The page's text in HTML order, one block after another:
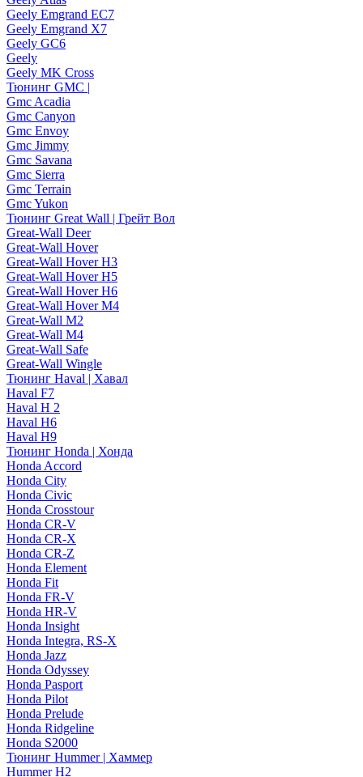
Geely Emgrand EC7
Geely Emgrand X7
Geely GC6
Geely
Geely MK Cross
Тюнинг GMC |
Gmc Acadia
Gmc Canyon
Gmc Envoy
Gmc Jimmy
Gmc Savana
Gmc Sierra
Gmc Terrain
Gmc Yukon
Тюнинг Great Wall | Грейт Вол
Great-Wall Deer
Great-Wall Hover
Great-Wall Hover H3
Great-Wall Hover H5
Great-Wall Hover H6
Great-Wall Hover M4
Great-Wall M2
Great-Wall M4
Great-Wall Safe
Great-Wall Wingle
Тюнинг Haval | Хавал
Haval F7
Haval H 2
Haval H6
Haval H9
Тюнинг Honda | Хонда
Honda Accord
Honda City
Honda Civic
Honda Crosstour
Honda CR-V
Honda CR-X
Honda CR-Z
Honda Element
Honda Fit
Honda FR-V
Honda HR-V
Honda Insight
Honda Integra, RS-X
Honda Jazz
Honda Odyssey
Honda Pasport
Honda Pilot
Honda Prelude
Honda Ridgeline
Honda S2000
Тюнинг Hummer | Хаммер
Hummer H2